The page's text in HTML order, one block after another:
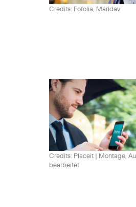
Credits: Fotolia, Maridav
Credits: Placeit | Montage,
bearbeitet